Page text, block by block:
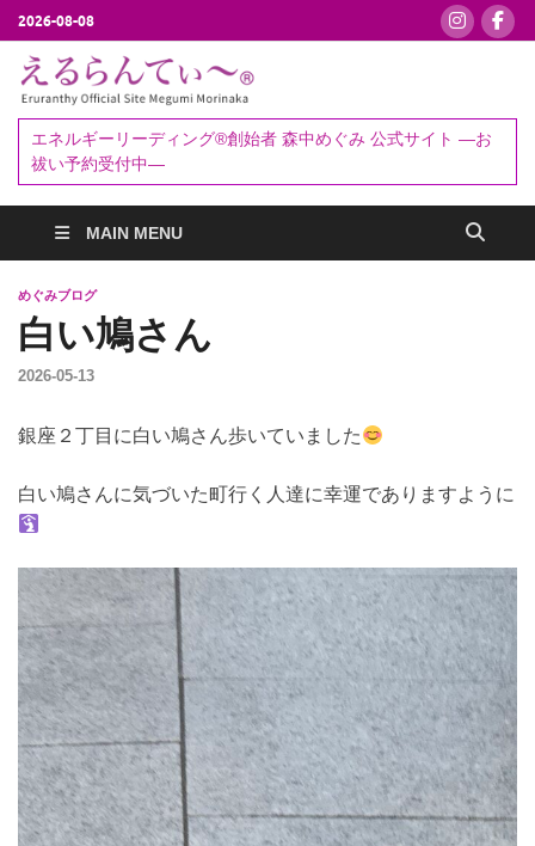
2026-08-08
ぃ～®
予約受付中
エネルギーリーディング®創始者 森中めぐみ 公式サイト ―お
祓い予約受付中―
MAIN MENU
めぐみブログ
白い鳩さん
2026-05-13
銀座２丁目に白い鳩さん歩いていました
白い鳩さんに気づいた町行く人達に幸運でありますように